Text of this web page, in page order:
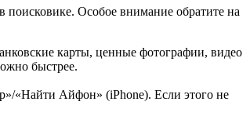
поисковике. Особое внимание обратите на
карты, ценные фотографии, видео
быстрее.
«Найти Айфон» (iPhone). Если этого не